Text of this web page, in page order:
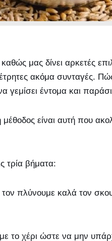
μας δίνει αρκετές
ακόμα συνταγές.
γεμίσει έντομα και
είναι αυτή που
τρία βήματα:
πλύνουμε καλά τον
το χέρι ώστε να μην